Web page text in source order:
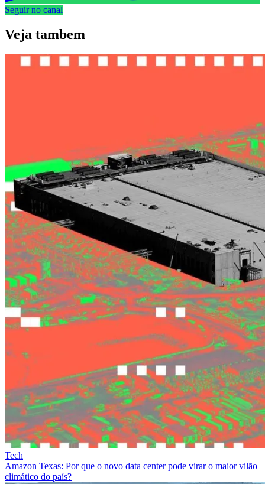
Seguir no canal
Veja tambem
Tech
Amazon Texas: Por que o novo data center pode virar o maior vilão
climático do país?